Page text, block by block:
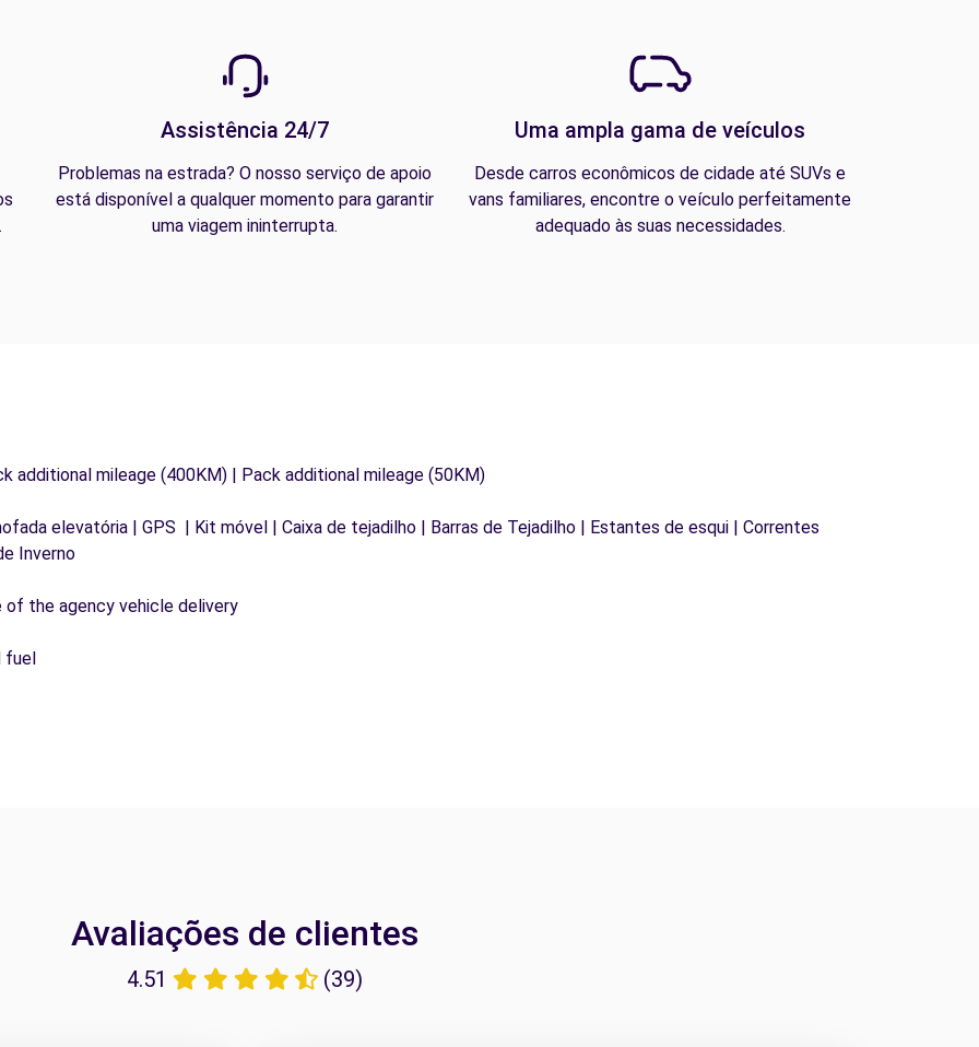
Assistência 24/7
Problemas na estrada? O nosso serviço de apoio
está disponível a qualquer momento para garantir
uma viagem ininterrupta.
Uma ampla gama de veículos
Desde carros econômicos de cidade até SUVs e
vans familiares, encontre o veículo perfeitamente
adequado às suas necessidades.
additional mileage (400KM) | Pack additional mileage (50KM)
elevatória | GPS | Kit móvel | Caixa de tejadilho | Barras de Tejadilho | Estantes de esqui | Correntes
Inverno
the agency vehicle delivery
fuel
Avaliações de clientes
4.51 (39)